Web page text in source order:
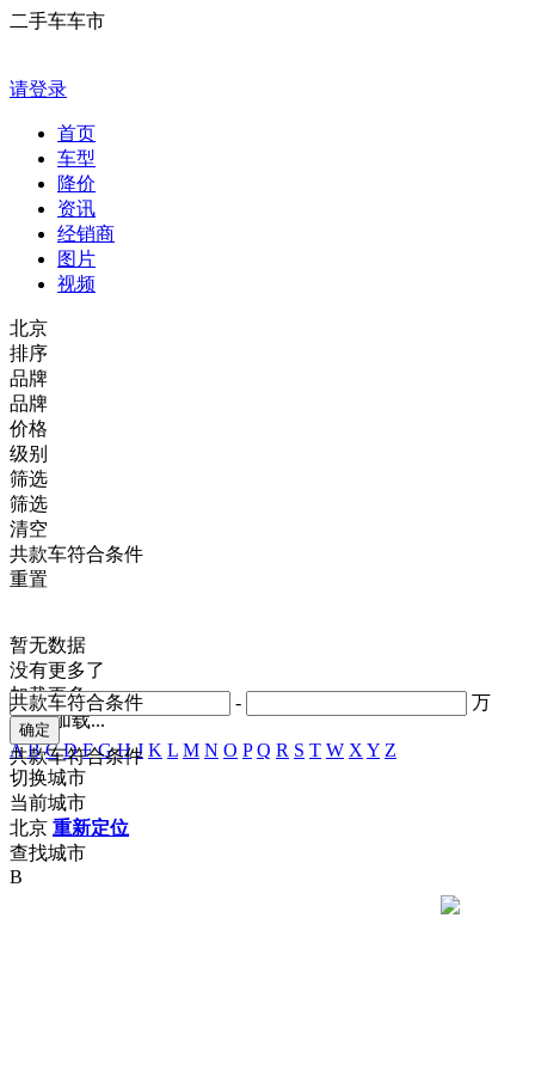
二手车车市
请登录
首页
车型
降价
资讯
经销商
图片
视频
北京
排序
品牌
品牌
价格
- 万
共款车符合条件
级别
共款车符合条件
筛选
筛选
清空
共款车符合条件
重置
暂无数据
没有更多了
加载更多
正在加载...
A B C D F G H J K L M N O P Q R S T W X Y Z
切换城市
当前城市
北京 重新定位
查找城市
B